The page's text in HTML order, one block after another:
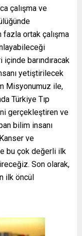
çalışma ve
ortak çalışma
barındıracak
yetiştirilecek
Misyonumuz ile,
Türkiye Tıp
gerçekleştiren ve
bilim insanı
ve
bu çok değerli ilk
Son olarak,
ilk öncül